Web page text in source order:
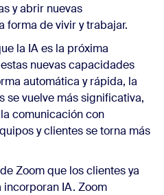
y abrir nuevas
forma de vivir y trabajar.
la IA es la próxima
nuevas capacidades
automática y rápida, la
se vuelve más significativa,
comunicación con
y clientes se torna más
Zoom que los clientes ya
incorporan IA. Zoom